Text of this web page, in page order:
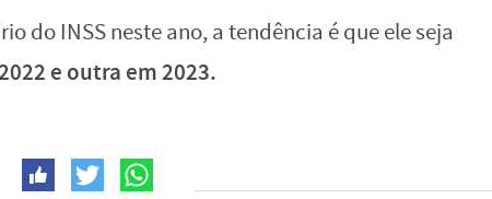
do INSS neste ano, a tendência é que ele seja
e outra em 2023.